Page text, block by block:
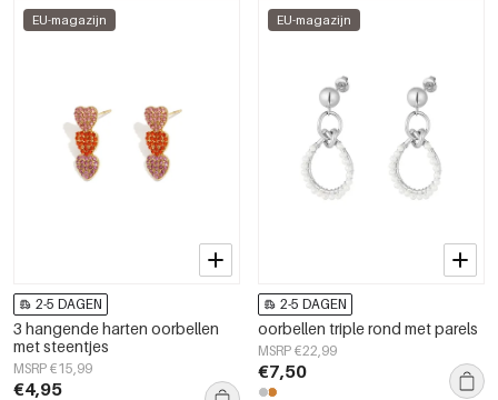
EU-magazijn
2-5 DAGEN
3 hangende harten oorbellen
met steentjes
MSRP €15,99
€4,95
EU-magazijn
2-5 DAGEN
oorbellen triple rond met parels
MSRP €22,99
€7,50